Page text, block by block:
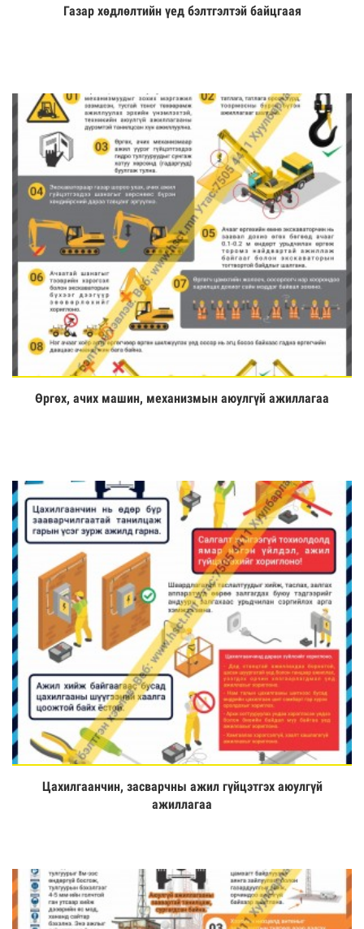
Үзэх
Газар хөдлөлтийн үед бэлтгэлтэй байцгаая
Үзэх
Өргөх, ачих машин, механизмын аюулгүй ажиллагаа
Үзэх
Цахилгаанчин, засварчны ажил гүйцэтгэх аюулгүй
ажиллагаа